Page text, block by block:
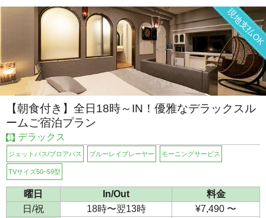
現地支払OK
【朝食付き】全日18時～IN！優雅なデラックスル
ームご宿泊プラン
デラックス
ジェットバス/ブロアバス ブルーレイプレーヤー モーニングサービス
TVサイズ50~59型
曜日 In/Out
料金
日/祝
18時〜翌13時
¥7,490 〜